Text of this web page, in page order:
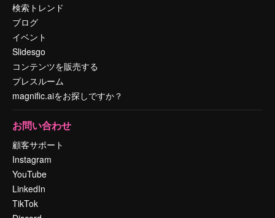
検索トレンド
ブログ
イベント
Slidesgo
コンテンツを販売する
プレスルーム
magnific.aiをお探しですか？
お問い合わせ
顧客サポート
Instagram
YouTube
LinkedIn
TikTok